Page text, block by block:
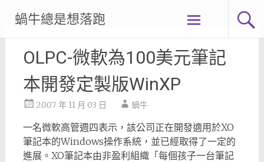
content
蝸牛總是想落跑
OLPC-微軟為100美元筆記
本開發定製版WinXP
2007 年 11 月 03 日 蝸牛
一名微軟高管週四表示，該公司正在開發適用於XO
筆記本的Windows操作系統，並已經取得了一定的
進展。XO筆記本由非盈利組織「每個孩子一台筆記